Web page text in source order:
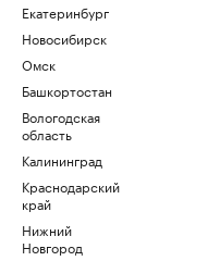
Екатеринбург
Новосибирск
Омск
Башкортостан
Вологодская
область
Калининград
Краснодарский
край
Нижний
Новгород